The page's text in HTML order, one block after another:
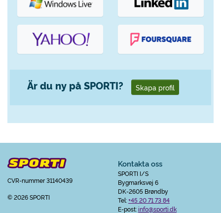
Är du ny på SPORTI? Skapa profil
CVR-nummer 31140439
© 2026 SPORTI
Kontakta oss
SPORTI I/S
Bygmarksvej 6
DK-2605 Brøndby
Tel:+45 20 71 73 84
E-post:info@sporti.dk